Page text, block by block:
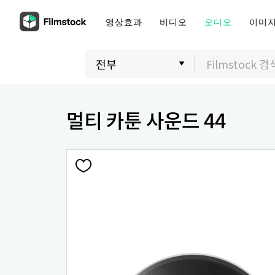
영상효과 비디오 오디오 이미
멀티 카툰 사운드 44